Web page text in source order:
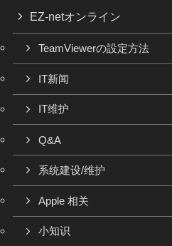
EZ-netオンライン
TeamViewerの設定方法
IT新闻
IT维护
Q&A
系统建设/维护
Apple 相关
小知识